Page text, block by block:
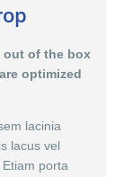
out of the box
optimized
lacinia
lacus vel
porta